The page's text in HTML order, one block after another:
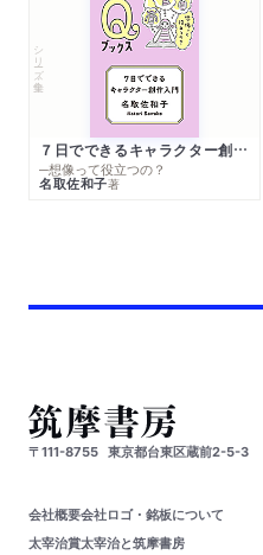
シリーズ・全集
７日でできるキャラクター創作入門
─想像って役立つの？
名取佐和子著
〒111-8755 東京都台東区蔵前2-5-3
会社概要会社ロゴ・銘板について
太宰治賞太宰治と筑摩書房